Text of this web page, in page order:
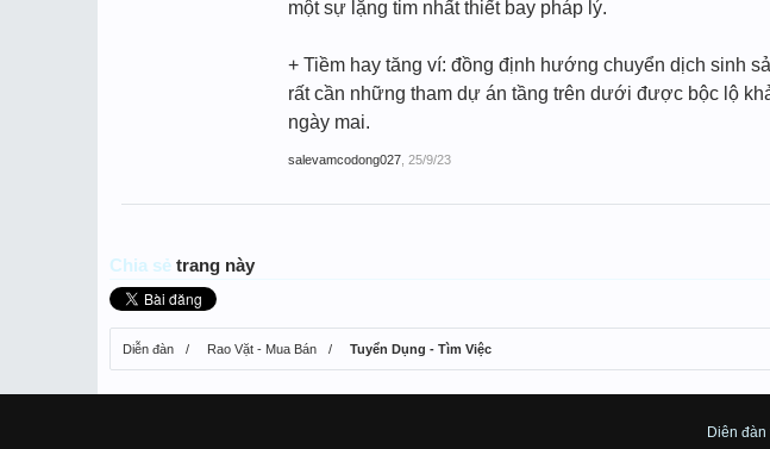
một sự lặng tim nhất thiết bay pháp lý.
+ Tiềm hay tăng ví: đồng định hướng chuyển dịch sinh
rất cần những tham dự án tầng trên dưới được bộc lộ
ngày mai.
salevamcodong027 25/9/23
Chia sẻ trang này
Diễn đàn Rao Vặt - Mua Bán Tuyển Dụng - Tìm Việc
Diên